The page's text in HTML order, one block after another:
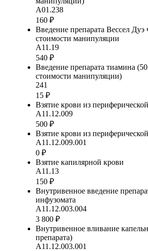
А01.238
160 ₽
Введение препарата Вессел Дуэ
стоимости манипуляции
А11.19
540 ₽
Введение препарата тиамина
стоимости манипуляции)
241
15 ₽
Взятие крови из
А11.12.009
500 ₽
Взятие крови из
А11.12.009.001
0 ₽
Взятие капилярной крови
А11.13
150 ₽
Внутривенное введение
инфузомата
А11.12.003.004
3 800 ₽
Внутривенное вливание
препарата)
А11.12.003.001